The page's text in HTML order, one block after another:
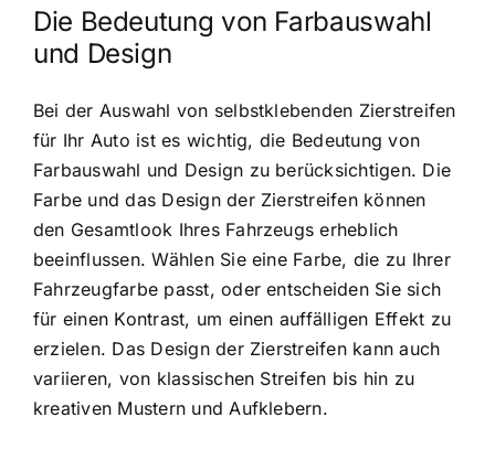
Die Bedeutung von Farbauswahl
und Design
Bei der Auswahl von selbstklebenden Zierstreifen
für Ihr Auto ist es wichtig, die Bedeutung von
Farbauswahl und Design zu berücksichtigen. Die
Farbe und das Design der Zierstreifen können
den Gesamtlook Ihres Fahrzeugs erheblich
beeinflussen. Wählen Sie eine Farbe, die zu Ihrer
Fahrzeugfarbe passt, oder entscheiden Sie sich
für einen Kontrast, um einen auffälligen Effekt zu
erzielen. Das Design der Zierstreifen kann auch
variieren, von klassischen Streifen bis hin zu
kreativen Mustern und Aufklebern.